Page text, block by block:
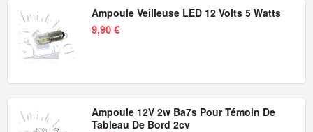
Ampoule Veilleuse LED 12 Volts 5 Watts
9,90 €
Ampoule 12V 2w Ba7s Pour Témoin De
Tableau De Bord 2cv